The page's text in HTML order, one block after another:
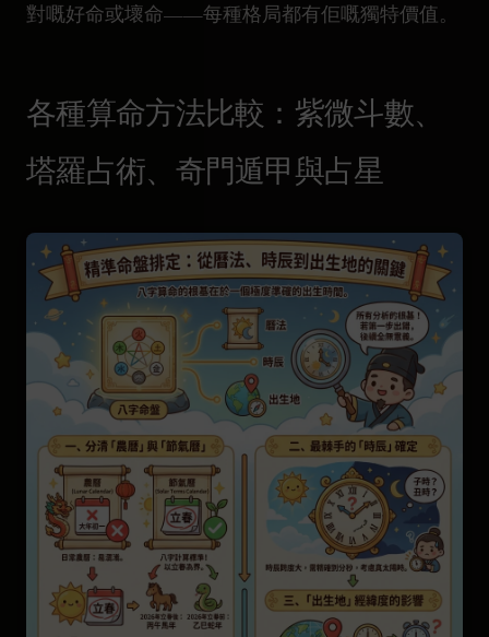
對嘅好命或壞命——每種格局都有佢嘅獨特價值。
各種算命方法比較：紫微斗數、
塔羅占術、奇門遁甲與占星